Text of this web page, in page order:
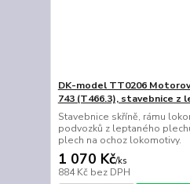
DK-model TT0206
743 (T466.3), stavebnice z
Stavebnice skříně, rámu
podvozků z leptaného
plech na ochoz lokomotivy.
1 070 Kč/ks
884 Kč bez DPH